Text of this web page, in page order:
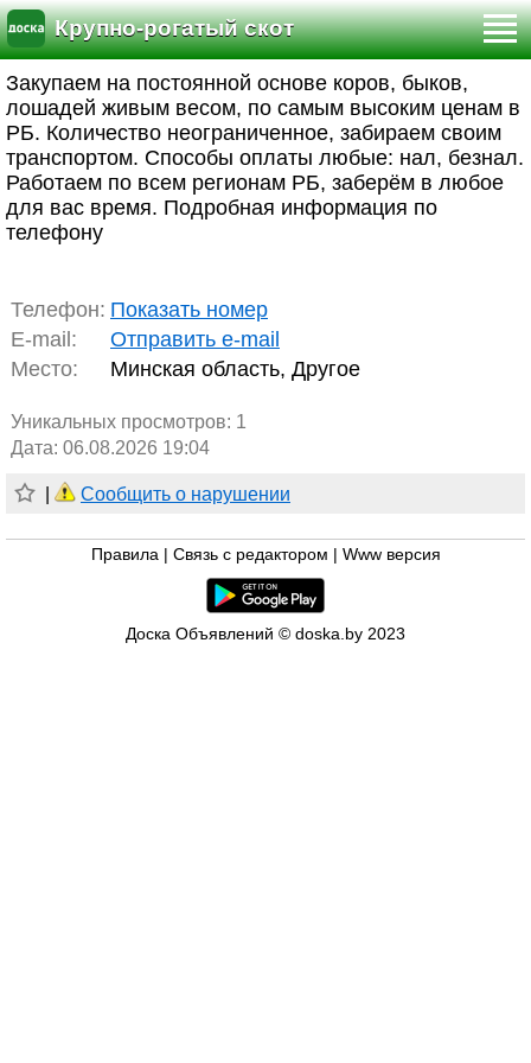
Крупно-рогатый скот
Закупаем на постоянной основе коров, быков,
лошадей живым весом, по самым высоким ценам в
РБ. Количество неограниченное, забираем своим
транспортом. Способы оплаты любые: нал, безнал.
Работаем по всем регионам РБ, заберём в любое
для вас время. Подробная информация по
телефону
Телефон: Показать номер
E-mail:
Отправить e-mail
Место:
Минская область, Другое
Уникальных просмотров: 1
Дата: 06.08.2026 19:04
Сообщить о нарушении
Правила Связь с редактором Www версия
Доска Объявлений © doska.by 2023